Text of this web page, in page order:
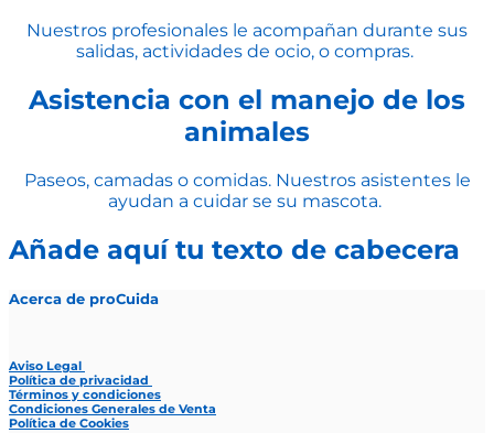
Nuestros profesionales le acompañan durante sus
salidas, actividades de ocio, o compras.
Asistencia con el manejo de los
animales
Paseos, camadas o comidas. Nuestros asistentes le
ayudan a cuidar se su mascota.
Añade aquí tu texto de cabecera
Acerca de proCuida
Aviso Legal
Política de privacidad
Términos y condiciones
Condiciones Generales de Venta
Política de Cookies